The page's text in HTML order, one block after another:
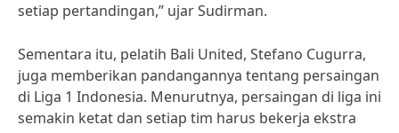
setiap pertandingan,” ujar Sudirman.
Sementara itu, pelatih Bali United, Stefano Cugurra,
juga memberikan pandangannya tentang persaingan
di Liga 1 Indonesia. Menurutnya, persaingan di liga ini
semakin ketat dan setiap tim harus bekerja ekstra